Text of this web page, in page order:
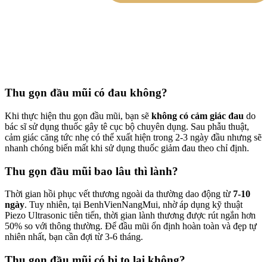
Thu gọn đầu mũi có đau không?
Khi thực hiện thu gọn đầu mũi, bạn sẽ không có cảm giác đau do
bác sĩ sử dụng thuốc gây tê cục bộ chuyên dụng. Sau phẫu thuật,
cảm giác căng tức nhẹ có thể xuất hiện trong 2-3 ngày đầu nhưng sẽ
nhanh chóng biến mất khi sử dụng thuốc giảm đau theo chỉ định.
Thu gọn đầu mũi bao lâu thì lành?
Thời gian hồi phục vết thương ngoài da thường dao động từ 7-10
ngày. Tuy nhiên, tại BenhVienNangMui, nhờ áp dụng kỹ thuật
Piezo Ultrasonic tiên tiến, thời gian lành thương được rút ngắn hơn
50% so với thông thường. Để đầu mũi ổn định hoàn toàn và đẹp tự
nhiên nhất, bạn cần đợi từ 3-6 tháng.